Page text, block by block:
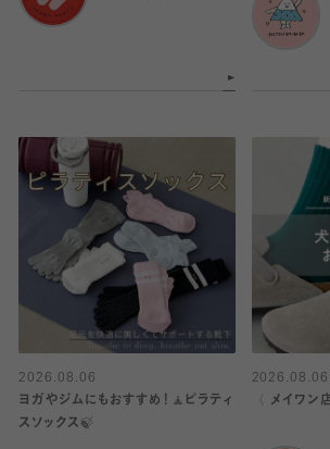
2026.08.06
ヨガやジムにもおすすめ！🧘ピラティ
スソックス🍃
2026.08.06
〈 メイワン